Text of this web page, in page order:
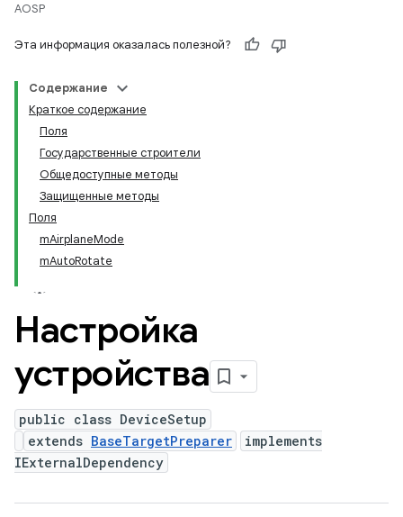
AOSP
Эта информация оказалась полезной?
Содержание
Краткое содержание
Поля
Государственные строители
Общедоступные методы
Защищенные методы
Поля
mAirplaneMode
mAutoRotate
Настройка
устройства
public class DeviceSetup
extends BaseTargetPreparer
implements
IExternalDependency